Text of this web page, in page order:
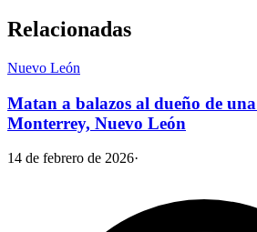
Relacionadas
Nuevo León
Matan a balazos al dueño de
Monterrey, Nuevo León
14 de febrero de 2026·